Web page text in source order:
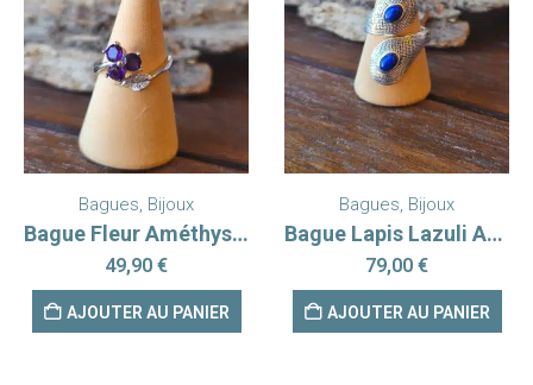
Bagues, Bijoux
Bague Fleur Améthyste Brésil Argent rhodié 925 AAA
49,90 €
AJOUTER AU PANIER
Bagues, Bijoux
Bague Lapis Lazuli Argent 925
79,00 €
AJOUTER AU PANIER